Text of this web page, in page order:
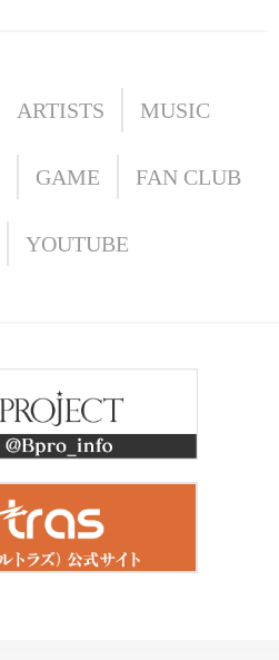
ARTISTS MUSIC
GAME FAN CLUB
YOUTUBE